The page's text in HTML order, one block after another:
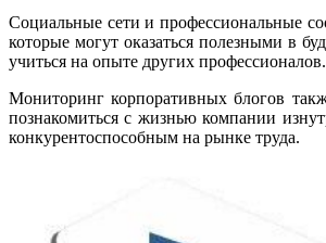
Социальные сети и профессиональные
которые могут оказаться полезными в
учиться на опыте других профессионалов.
Мониторинг корпоративных блогов
познакомиться с жизнью компании
конкурентоспособным на рынке труда.